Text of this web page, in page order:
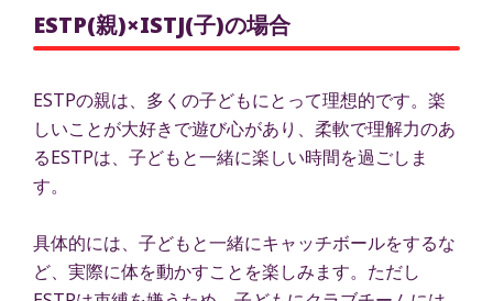
ESTP(親)×ISTJ(子)の場合
ESTPの親は、多くの子どもにとって理想的です。楽
しいことが大好きで遊び心があり、柔軟で理解力のあ
るESTPは、子どもと一緒に楽しい時間を過ごしま
す。
具体的には、子どもと一緒にキャッチボールをするな
ど、実際に体を動かすことを楽しみます。ただし